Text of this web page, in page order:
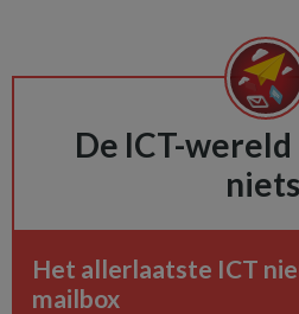
De ICT-wereld
Het allerlaatste ICT
mailbox